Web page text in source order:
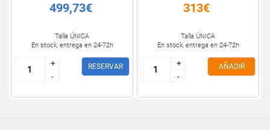
499,73€
Talla ÚNICA
En stock, entrega en 24-72h
+
-
+
-
RESERVAR
313€
Talla ÚNICA
En stock, entrega en 24-72h
+
-
+
-
AÑADIR